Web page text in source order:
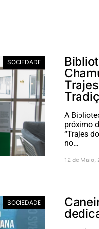
SOCIEDADE
A
próximo
“Trajes
no…
12 de Maio,
SOCIEDADE